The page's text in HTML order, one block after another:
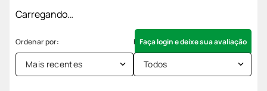
Carregando…
Faça login e deixe sua avaliação
Mais recentes Todos